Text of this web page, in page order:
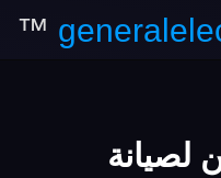
™
لصيانة